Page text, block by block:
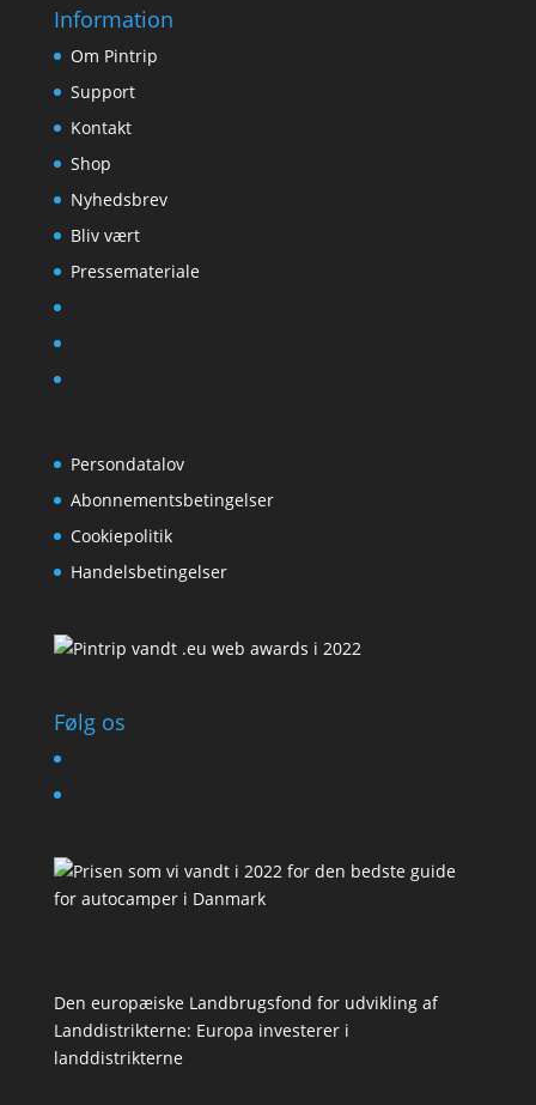
Information
Om Pintrip
Support
Kontakt
Shop
Nyhedsbrev
Bliv vært
Pressemateriale
Persondatalov
Abonnementsbetingelser
Cookiepolitik
Handelsbetingelser
Følg os
Den europæiske Landbrugsfond for udvikling af
Landdistrikterne: Europa investerer i
landdistrikterne